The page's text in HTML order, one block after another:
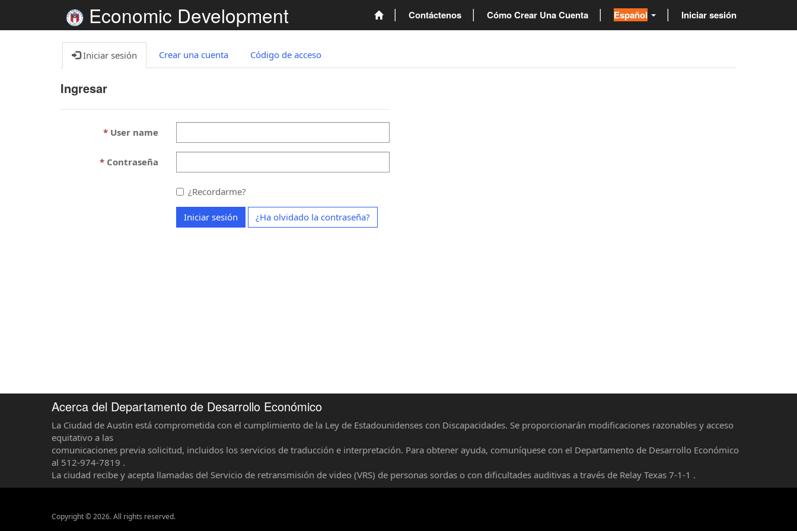
Economic Development Contáctenos Cómo Crear Una Cuenta Español Iniciar sesión
Iniciar sesión Crear una cuenta Código de acceso
Ingresar
User name
Contraseña
¿Recordarme?
Iniciar sesión ¿Ha olvidado la contraseña?
Acerca del Departamento de Desarrollo Económico
La Ciudad de Austin está comprometida con el cumplimiento de la Ley de Estadounidenses con Discapacidades. Se proporcionarán modificaciones razonables y acceso
equitativo a las
comunicaciones previa solicitud, incluidos los servicios de traducción e interpretación. Para obtener ayuda, comuníquese con el Departamento de Desarrollo Económico
al 512-974-7819 .
La ciudad recibe y acepta llamadas del Servicio de retransmisión de video (VRS) de personas sordas o con dificultades auditivas a través de Relay Texas 7-1-1 .
Copyright © 2026. All rights reserved.